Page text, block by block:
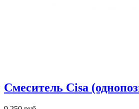
Смеситель Сisa